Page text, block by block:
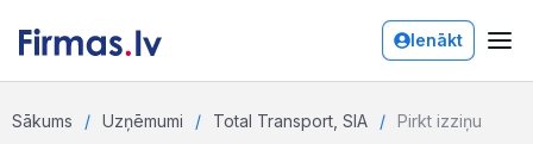
Ienākt
Sākums Uzņēmumi Total Transport, SIA Pirkt izziņu